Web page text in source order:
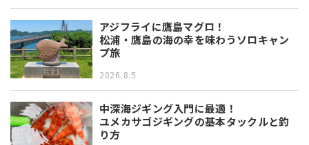
アジフライに鷹島マグロ！
松浦・鷹島の海の幸を味わうソロキャン
プ旅
2026.8.5
中深海ジギング入門に最適！
ユメカサゴジギングの基本タックルと釣
り方